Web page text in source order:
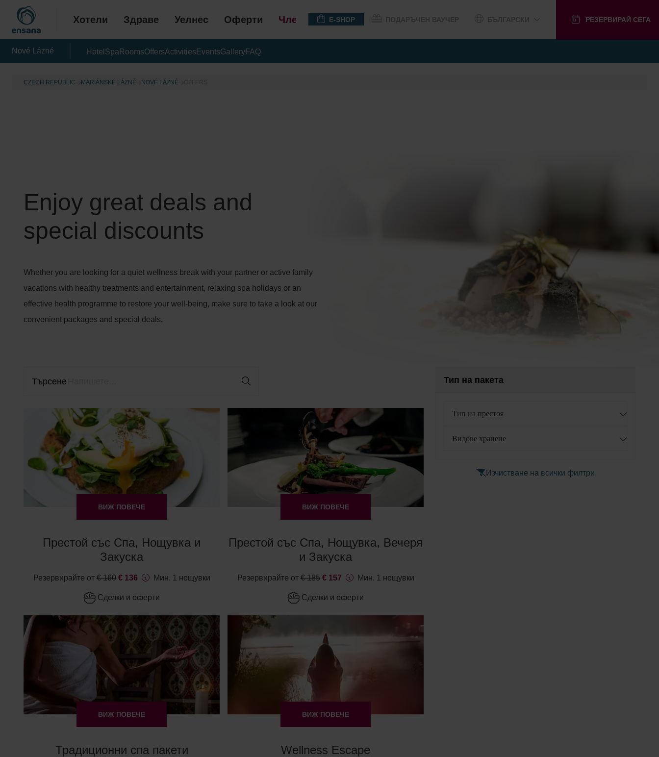
Хотели Здраве Уелнес Оферти Членство E-SHOP РЕЗЕРВИРАЙ СЕГА
Nové Lázné Hotel Spa RoomsOffersActivities EventsGalleryFAQ
CZECH REPUBLIC MARIÁNSKÉ LÁZNĚ NOVÉ LÁZNĚ
Enjoy great deals and
special discounts
Whether you are looking for a quiet wellness break with your partner or active family
vacations with healthy treatments and entertainment, relaxing spa holidays or an
effective health programme to restore your well-being, make sure to take a look at our
convenient packages and special deals.
Търсене Тип на пакета
Тип на престоя
Видове хранене
Изчистване на всички филтри
ВИЖ ПОВЕЧЕ
Престой със Спа, Нощувка и
Закуска
Резервирайте от€ 160 € 136 Мин. 1 нощувки
Сделки и оферти
ВИЖ ПОВЕЧЕ
Престой със Спа, Нощувка, Вечеря
и Закуска
Резервирайте от€ 185 € 157 Мин. 1 нощувки
Сделки и оферти
ВИЖ ПОВЕЧЕ
Традиционни спа пакети
ВИЖ ПОВЕЧЕ
Wellness Escape